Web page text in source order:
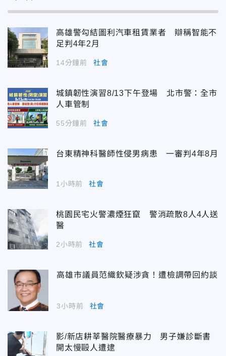
高雄警勾結圖利汽車租賃業者 辯稱智能不
足判4年2月
14分鐘前 社會
城鎮韌性演習8/13下午登場 北市警：全市
人車管制
55分鐘前 社會
台東精神科醫師性侵男病患 一審判4年8月
1小時前 社會
桃園民宅火警濃煙狂竄 警消疏散8人4人送
醫
2小時前 社會
高雄市議員范織欽疑涉貪！遭檢調帶回約談
3小時前 社會
影/新店耕莘醫院醫療暴力 男子嫌診斷書
開太慢毆人遭逮